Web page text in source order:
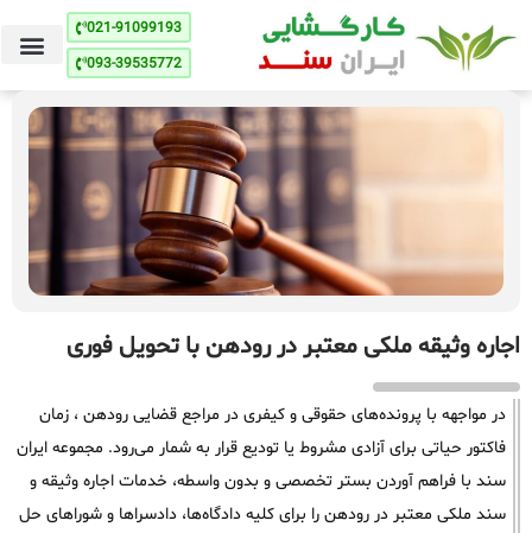
021-91099193
093-39535772
اجاره وثیقه ملکی معتبر در رودهن با تحویل فوری
در مواجهه با پرونده‌های حقوقی و کیفری در مراجع قضایی رودهن ، زمان
فاکتور حیاتی برای آزادی مشروط یا تودیع قرار به شمار می‌رود. مجموعه ایران
سند با فراهم آوردن بستر تخصصی و بدون واسطه، خدمات اجاره وثیقه و
سند ملکی معتبر در رودهن را برای کلیه دادگاه‌ها، دادسراها و شوراهای حل